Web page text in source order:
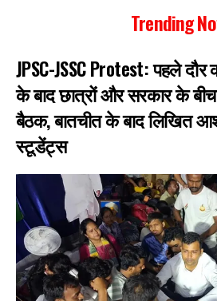
Trending
JPSC-JSSC Protest: पहले
के बाद छात्रों और सरकार के
बैठक, बातचीत के बाद लिखित
स्टूडेंट्स